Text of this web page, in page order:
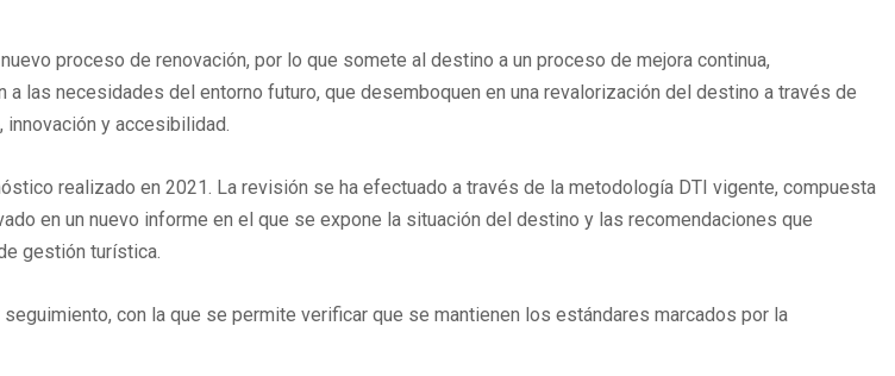
proceso de renovación, por lo que somete al destino a un proceso de mejora continua,
las necesidades del entorno futuro, que desemboquen en una revalorización del destino a través de
y accesibilidad.
realizado en 2021. La revisión se ha efectuado a través de la metodología DTI vigente, compuesta
en un nuevo informe en el que se expone la situación del destino y las recomendaciones que
gestión turística.
con la que se permite verificar que se mantienen los estándares marcados por la